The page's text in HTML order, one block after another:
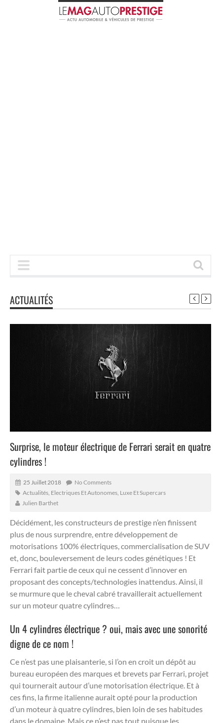
ACTUALITÉS
Surprise, le moteur électrique de Ferrari serait en quatre
cylindres !
25 Juillet 2018
No Comments
Actualités Electriques Et Autonomes Luxe Et Supercars
Julien Barthet
Décidément, les constructeurs de prestige n’en finissent
plus de nous surprendre, entre développement de
motorisations 100% électriques, commercialisation de SUV
et, donc, bouleversement de leurs codes génétiques ! Et
Ferrari fait partie de ceux qui ne cessent d’innover en
proposant des concepts/technologies inattendus. Ainsi, il
se murmure que le cheval cabré travaillerait actuellement
sur un moteur quatre cylindres…
Un 4 cylindres électrique ? oui, mais avec une sonorité
digne de ce nom !
Ce n’est pas une plaisanterie, si l’on en croit un dépôt au
bureau européen des marques et brevets par Ferrari, projet
qui tournerait autour d’une motorisation électrique. Et à
ces fins, la firme italienne aurait opté pour la production
d’un moteur à quatre cylindres, bien loin de ses habitudes
dans le domaine. Mais ce n’est pas tout puisque les